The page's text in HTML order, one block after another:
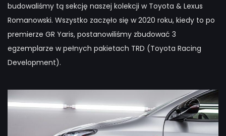
budowaliśmy tą sekcję naszej kolekcji w Toyota & Lexus
Romanowski. Wszystko zaczęło się w 2020 roku, kiedy to po
premierze GR Yaris, postanowiliśmy zbudować 3
egzemplarze w pełnych pakietach TRD (Toyota Racing
Development).